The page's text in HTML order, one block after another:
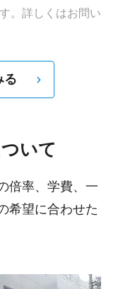
。詳しくはお問い
る
いて
倍率、学費、一
希望に合わせた